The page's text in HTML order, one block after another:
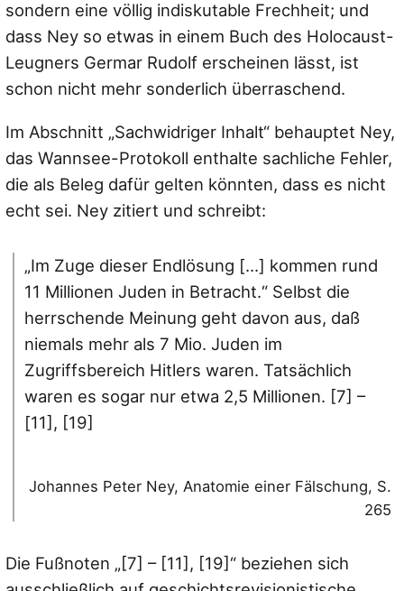
sondern eine völlig indiskutable Frechheit; und
dass Ney so etwas in einem Buch des Holocaust-
Leugners Germar Rudolf erscheinen lässt, ist
schon nicht mehr sonderlich überraschend.
Im Abschnitt „Sachwidriger Inhalt“ behauptet Ney,
das Wannsee-Protokoll enthalte sachliche Fehler,
die als Beleg dafür gelten könnten, dass es nicht
echt sei. Ney zitiert und schreibt:
„Im Zuge dieser Endlösung [...] kommen rund
11 Millionen Juden in Betracht.“ Selbst die
herrschende Meinung geht davon aus, daß
niemals mehr als 7 Mio. Juden im
Zugriffsbereich Hitlers waren. Tatsächlich
waren es sogar nur etwa 2,5 Millionen. [7] –
[11], [19]
Johannes Peter Ney, Anatomie einer Fälschung, S.
265
Die Fußnoten „[7] – [11], [19]“ beziehen sich